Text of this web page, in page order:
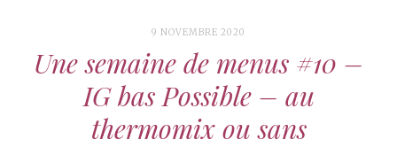
9 NOVEMBRE 2020
Une semaine de menus #10 –
IG bas Possible – au
thermomix ou sans